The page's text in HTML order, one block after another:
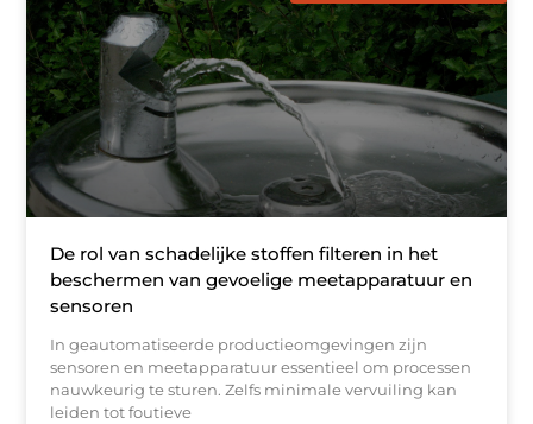
De rol van schadelijke stoffen filteren in het
beschermen van gevoelige meetapparatuur en
sensoren
In geautomatiseerde productieomgevingen zijn
sensoren en meetapparatuur essentieel om processen
nauwkeurig te sturen. Zelfs minimale vervuiling kan
leiden tot foutieve